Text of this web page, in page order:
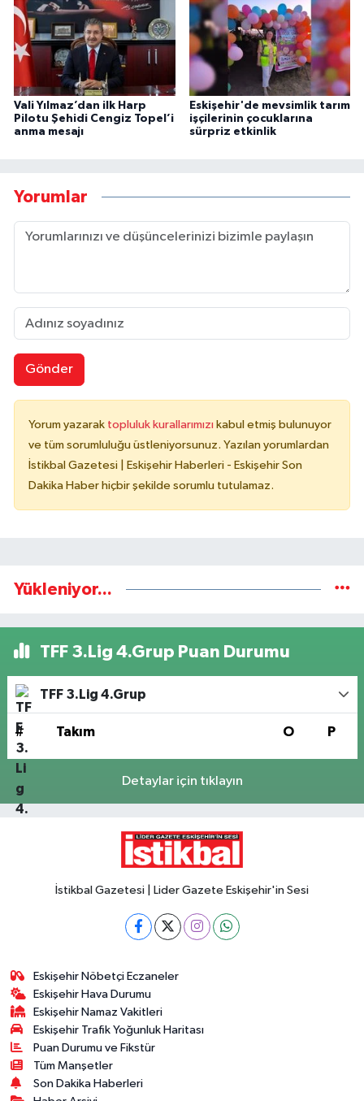
Vali Yılmaz’dan ilk Harp
Pilotu Şehidi Cengiz Topel’i
anma mesajı
Eskişehir'de mevsimlik tarım
işçilerinin çocuklarına
sürpriz etkinlik
Yorumlar
Gönder
Yorum yazarak topluluk kurallarımızı kabul etmiş bulunuyor
ve tüm sorumluluğu üstleniyorsunuz. Yazılan yorumlardan
İstikbal Gazetesi | Eskişehir Haberleri - Eskişehir Son
Dakika Haber hiçbir şekilde sorumlu tutulamaz.
Yükleniyor...
TFF 3.Lig 4.Grup Puan Durumu
TFF 3.Lig 4.Grup
# Takım O P
Detaylar için tıklayın
İstikbal Gazetesi | Lider Gazete Eskişehir'in Sesi
Eskişehir Nöbetçi Eczaneler
Eskişehir Hava Durumu
Eskişehir Namaz Vakitleri
Eskişehir Trafik Yoğunluk Haritası
Puan Durumu ve Fikstür
Tüm Manşetler
Son Dakika Haberleri